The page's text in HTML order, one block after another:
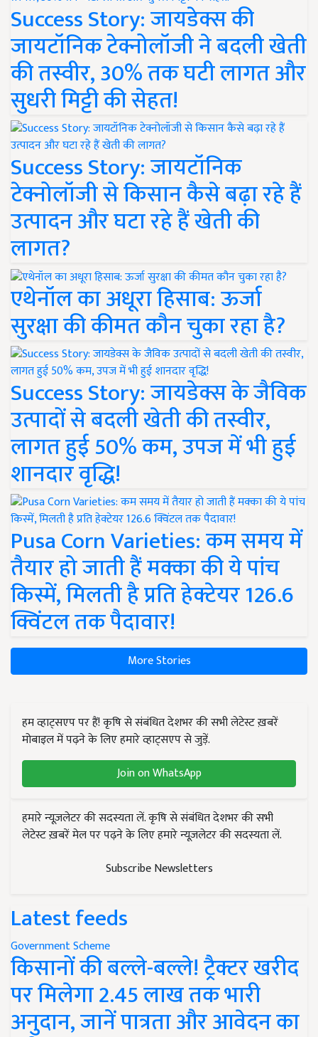
Success Story: जायडेक्स की
जायटॉनिक टेक्नोलॉजी ने बदली खेती
की तस्वीर, 30% तक घटी लागत और
सुधरी मिट्टी की सेहत!
Success Story: जायटॉनिक
टेक्नोलॉजी से किसान कैसे बढ़ा रहे हैं
उत्पादन और घटा रहे हैं खेती की
लागत?
एथेनॉल का अधूरा हिसाब: ऊर्जा
सुरक्षा की कीमत कौन चुका रहा है?
Success Story: जायडेक्स के जैविक
उत्पादों से बदली खेती की तस्वीर,
लागत हुई 50% कम, उपज में भी हुई
शानदार वृद्धि!
Pusa Corn Varieties: कम समय में
तैयार हो जाती हैं मक्का की ये पांच
किस्में, मिलती है प्रति हेक्टेयर 126.6
क्विंटल तक पैदावार!
More Stories
हम व्हाट्सएप पर हैं! कृषि से संबंधित देशभर की सभी लेटेस्ट ख़बरें
मोबाइल में पढ़ने के लिए हमारे व्हाट्सएप से जुड़ें.
Join on WhatsApp
हमारे न्यूज़लेटर की सदस्यता लें. कृषि से संबंधित देशभर की सभी
लेटेस्ट ख़बरें मेल पर पढ़ने के लिए हमारे न्यूज़लेटर की सदस्यता लें.
Subscribe Newsletters
Latest feeds
Government Scheme
किसानों की बल्ले-बल्ले! ट्रैक्टर खरीद
पर मिलेगा 2.45 लाख तक भारी
अनुदान, जानें पात्रता और आवेदन का